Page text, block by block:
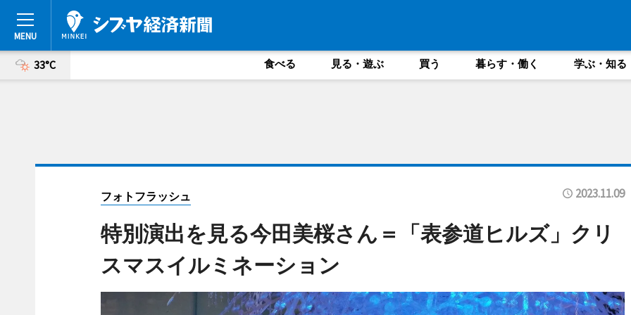
33°C 食べる 見る・遊ぶ 買う 暮らす・働く 学ぶ・知る
フォトフラッシュ 2023.11.09
特別演出を見る今田美桜さん＝「表参道ヒルズ」クリ
スマスイルミネーション